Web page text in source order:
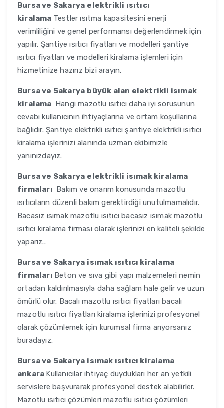
Bursa ve Sakarya elektrikli ısıtıcı
kiralama Testler ısıtma kapasitesini enerji
verimliliğini ve genel performansı değerlendirmek için
yapılır. Şantiye ısıtıcı fiyatları ve modelleri şantiye
ısıtıcı fiyatları ve modelleri kiralama işlemleri için
hizmetinize hazırız bizi arayın.
Bursa ve Sakarya büyük alan elektrikli isımak
kiralama Hangi mazotlu ısıtıcı daha iyi sorusunun
cevabı kullanıcının ihtiyaçlarına ve ortam koşullarına
bağlıdır. Şantiye elektrikli ısıtıcı şantiye elektrikli ısıtıcı
kiralama işlerinizi alanında uzman ekibimizle
yanınızdayız.
Bursa ve Sakarya elektrikli isımak kiralama
firmaları Bakım ve onarım konusunda mazotlu
ısıtıcıların düzenli bakım gerektirdiği unutulmamalıdır.
Bacasız ısımak mazotlu ısıtıcı bacasız ısımak mazotlu
ısıtıcı kiralama firması olarak işlerinizi en kaliteli şekilde
yaparız..
Bursa ve Sakarya isımak ısıtıcı kiralama
firmaları Beton ve sıva gibi yapı malzemeleri nemin
ortadan kaldırılmasıyla daha sağlam hale gelir ve uzun
ömürlü olur. Bacalı mazotlu ısıtıcı fiyatları bacalı
mazotlu ısıtıcı fiyatları kiralama işlerinizi profesyonel
olarak çözümlemek için kurumsal firma arıyorsanız
buradayız.
Bursa ve Sakarya isımak ısıtıcı kiralama
ankara Kullanıcılar ihtiyaç duydukları her an yetkili
servislere başvurarak profesyonel destek alabilirler.
Mazotlu ısıtıcı çözümleri mazotlu ısıtıcı çözümleri